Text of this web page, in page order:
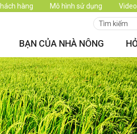
hàng Mô hình sử dụng Video
BẠN CỦA NHÀ NÔNG